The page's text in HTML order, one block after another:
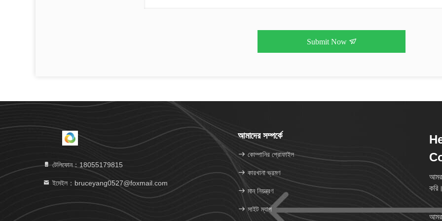
Submit Now
টেলিফোন：18055179815
ইমেইল：bruceyang0527@foxmail.com
আমাদের সম্পর্কে
কোম্পানির প্রোফাইল
কারখানা ভ্রমণ
মান নিয়ন্ত্রণ
সাইট ম্যাপ
করি।